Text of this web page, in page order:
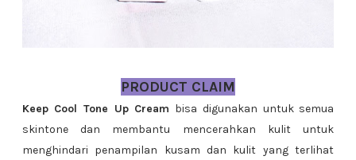
PRODUCT CLAIM
Keep Cool Tone Up Cream bisa digunakan untuk semua
skintone dan membantu mencerahkan kulit untuk
menghindari penampilan kusam dan kulit yang terlihat